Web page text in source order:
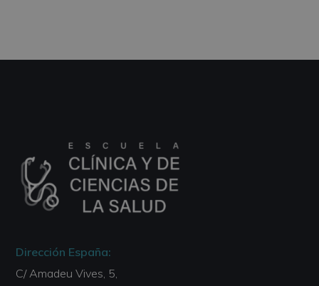
Dirección España:
C/ Amadeu Vives, 5,